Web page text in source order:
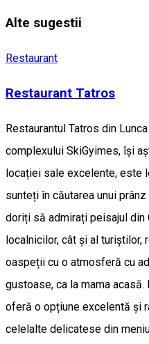
Alte sugestii
Restaurant
Restaurant Tatros
Restaurantul Tatros din
complexului SkiGyimes, își
locației sale excelente, este
sunteți în căutarea unui
doriți să admirați peisajul din
localnicilor, cât și al turiștilor,
oaspeții cu o atmosferă cu
gustoase, ca la mama
oferă o opțiune excelentă și
celelalte delicatese din